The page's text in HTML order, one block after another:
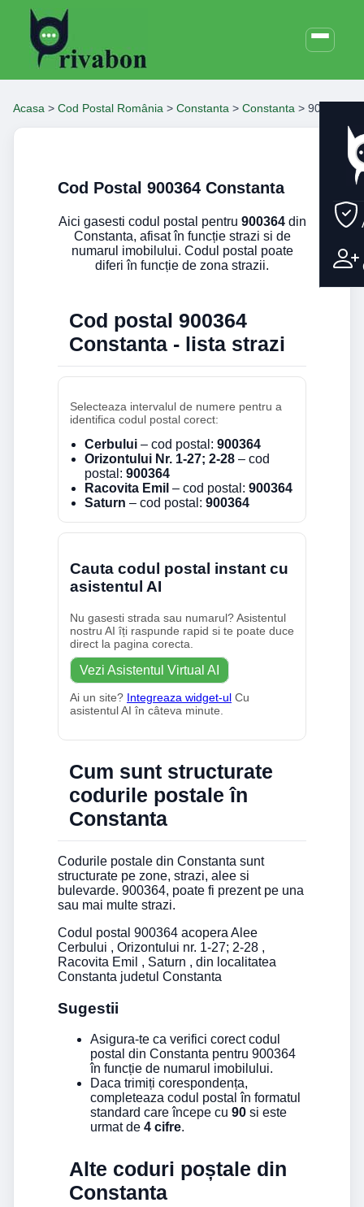
Acasa > Cod Postal România > Constanta > Constanta > 900364
Cod Postal 900364 Constanta
Aici gasesti codul postal pentru 900364din
Constanta, afisat în funcție strazi si de
numarul imobilului. Codul postal poate
diferi în funcție de zona strazii.
Cod postal 900364
Constanta - lista strazi
Selecteaza intervalul de numere pentru a
identifica codul postal corect:
Cerbului – cod postal: 900364
Orizontului Nr. 1-27; 2-28 – cod
postal: 900364
Racovita Emil – cod postal: 900364
Saturn – cod postal: 900364
Cauta codul postal instant cu
asistentul AI
Nu gasesti strada sau numarul? Asistentul
nostru AI îți raspunde rapid si te poate duce
direct la pagina corecta.
Vezi Asistentul Virtual AI
Ai un site? Integreaza widget-ul Cu
asistentul AI în câteva minute.
Cum sunt structurate
codurile postale în
Constanta
Codurile postale din Constanta sunt
structurate pe zone, strazi, alee si
bulevarde. 900364, poate fi prezent pe una
sau mai multe strazi.
Codul postal 900364 acopera Alee
Cerbului , Orizontului nr. 1-27; 2-28 ,
Racovita Emil , Saturn , din localitatea
Constanta judetul Constanta
Sugestii
Asigura-te ca verifici corect codul
postal din Constanta pentru 900364
în funcție de numarul imobilului.
Daca trimiți corespondența,
completeaza codul postal în formatul
standard care începe cu 90 si este
urmat de 4 cifre.
Alte coduri poștale din
Constanta